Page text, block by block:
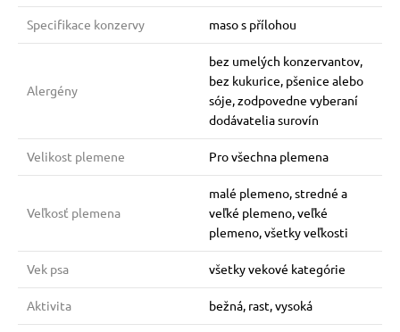
Specifikace konzervy maso s přílohou
Alergény
bez umelých konzervantov,
bez kukurice, pšenice alebo
sóje, zodpovedne vyberaní
dodávatelia surovín
Velikost plemene Pro všechna plemena
Veľkosť plemena
malé plemeno, stredné a
veľké plemeno, veľké
plemeno, všetky veľkosti
Vek psa všetky vekové kategórie
Aktivita bežná, rast, vysoká